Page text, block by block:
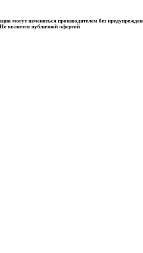
могут изменяться производителем без
Не является публичной офертой